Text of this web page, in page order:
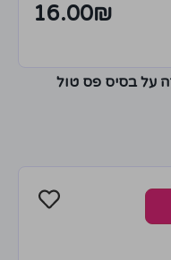
16.00₪
על בסיס פס טול